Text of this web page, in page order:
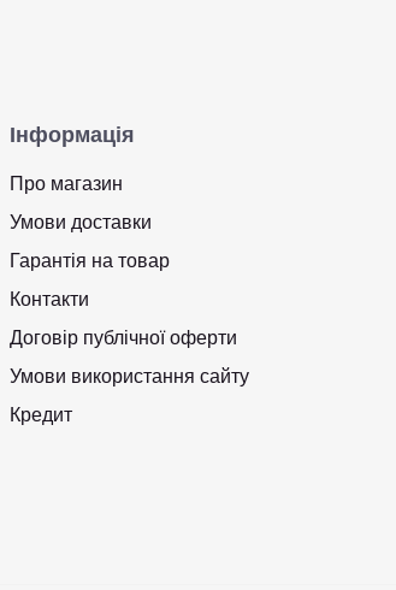
Інформація
Про магазин
Умови доставки
Гарантія на товар
Контакти
Договір публічної оферти
Умови використання сайту
Кредит